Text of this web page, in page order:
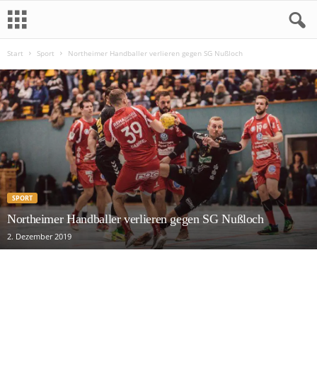
o
r
t
h
Start Sport Northeimer Handballer verlieren gegen SG Nußloch
SPORT
Northeimer Handballer verlieren gegen SG Nußloch
2. Dezember 2019